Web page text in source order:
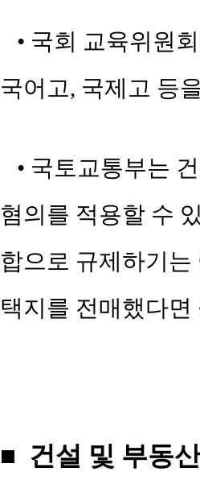
• 국회 교육위원
국어고, 국제고 등
• 국토교통부는
혐의를 적용할 수
합으로 규제하기
택지를 전매했다
■ 건설 및 부동